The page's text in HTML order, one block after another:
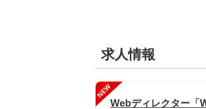
求人情報
NEW
Webディレクター「